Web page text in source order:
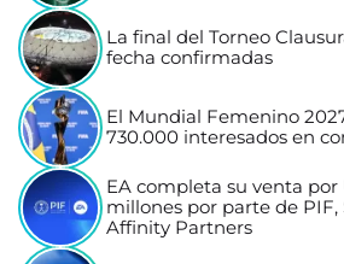
La final del Torneo
fecha confirmadas
El Mundial Femenino
730.000 interesados en
EA completa su venta por
millones por parte de PIF,
Affinity Partners